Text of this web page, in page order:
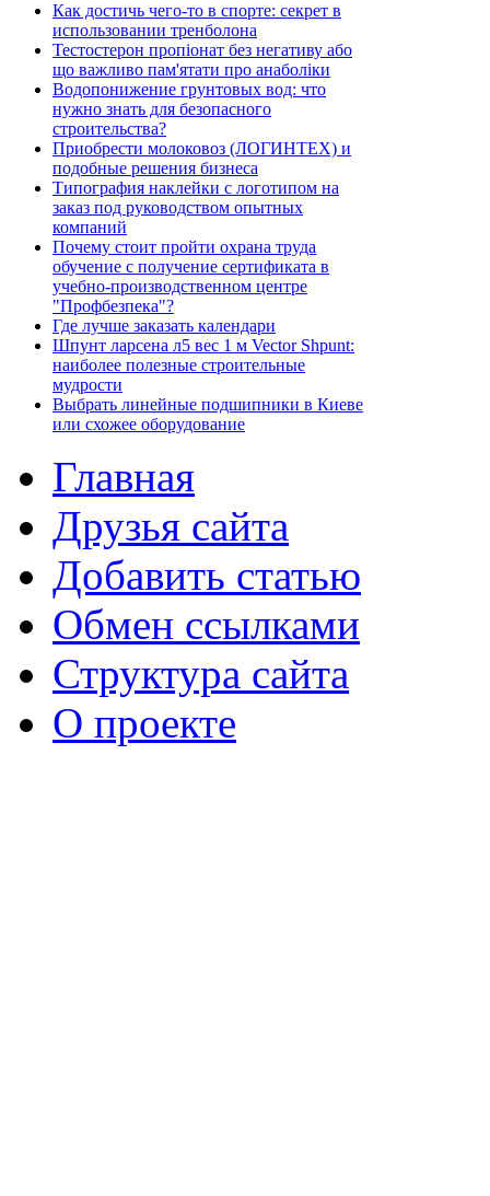
Как достичь чего-то в спорте: секрет в
использовании тренболона
Тестостерон пропіонат без негативу або
що важливо пам'ятати про анаболіки
Водопонижение грунтовых вод: что
нужно знать для безопасного
строительства?
Приобрести молоковоз (ЛОГИНТЕХ) и
подобные решения бизнеса
Типография наклейки с логотипом на
заказ под руководством опытных
компаний
Почему стоит пройти охрана труда
обучение с получение сертификата в
учебно-производственном центре
"Профбезпека"?
Где лучше заказать календари
Шпунт ларсена л5 вес 1 м Vector Shpunt:
наиболее полезные строительные
мудрости
Выбрать линейные подшипники в Киеве
или схожее оборудование
Главная
Друзья сайта
Добавить статью
Обмен ссылками
Структура сайта
О проекте